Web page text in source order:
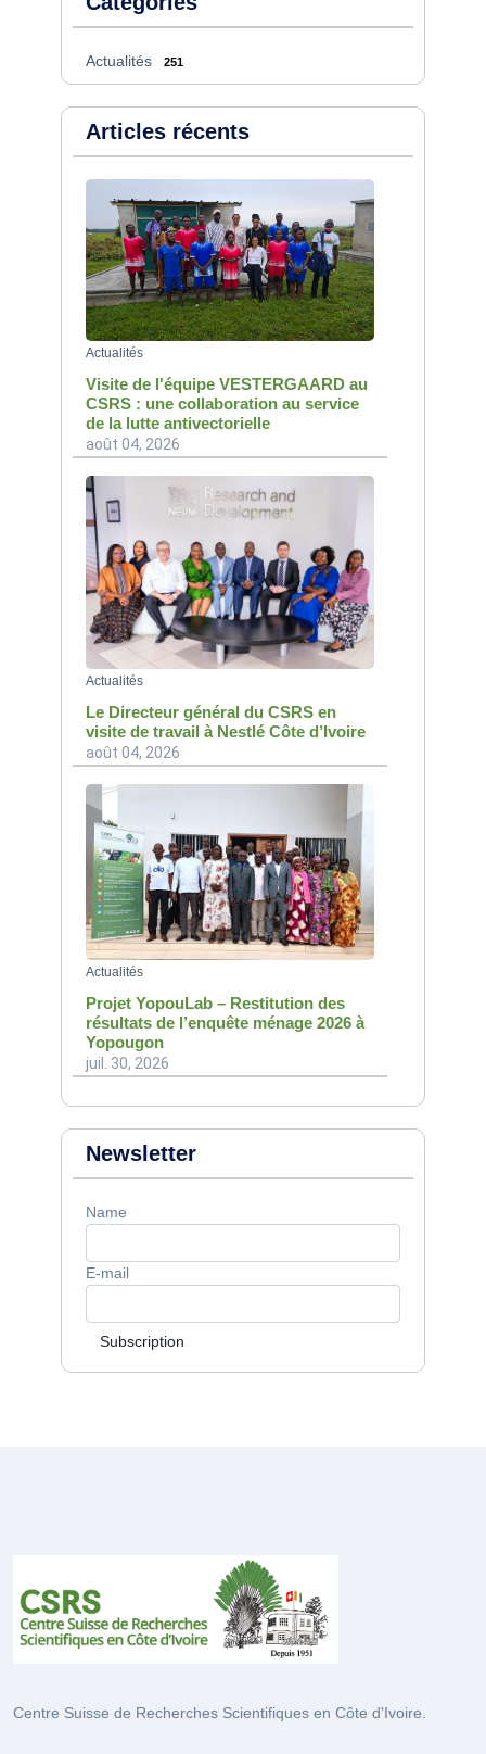
Actualités 251
Articles récents
Actualités
Visite de l'équipe VESTERGAARD au
CSRS : une collaboration au service
de la lutte antivectorielle
août 04, 2026
Actualités
Le Directeur général du CSRS en
visite de travail à Nestlé Côte d’Ivoire
août 04, 2026
Actualités
Projet YopouLab – Restitution des
résultats de l’enquête ménage 2026 à
Yopougon
juil. 30, 2026
Newsletter
Name
E-mail
Subscription
Centre Suisse de Recherches Scientifiques en Côte d'Ivoire.